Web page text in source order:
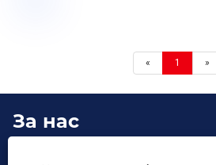
« 1 »
За нас